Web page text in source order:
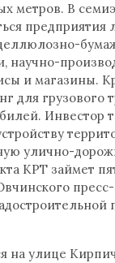
метров. В
предприятия
научно-
и магазины.
для грузового
Инвестор
улично-
КРТ займет
на улице